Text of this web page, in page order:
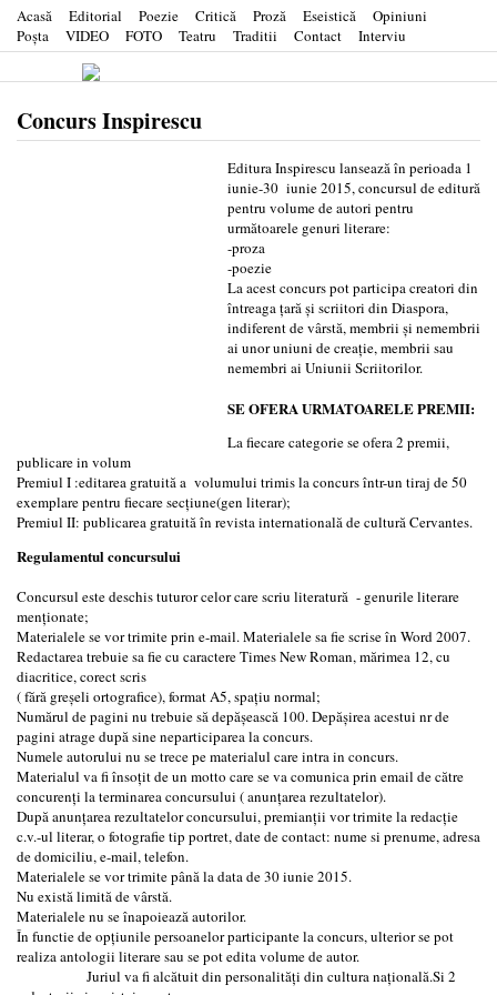
Acasă Editorial Poezie Critică Proză Eseistică
Opiniuni
Poşta
VIDEO FOTO Teatru Traditii Contact Interviu
Concurs Inspirescu
Editura Inspirescu lansează în perioada 1
iunie-30 iunie 2015, concursul de editură
pentru volume de autori pentru
următoarele genuri literare:
-proza
-poezie
La acest concurs pot participa creatori din
întreaga ţară şi scriitori din Diaspora,
indiferent de vârstă, membrii şi nemembrii
ai unor uniuni de creaţie, membrii sau
nemembri ai Uniunii Scriitorilor.
SE OFERA URMATOARELE PREMII:
La fiecare categorie se ofera 2 premii,
publicare in volum
Premiul I :editarea gratuită a volumului trimis la concurs într-un tiraj de 50
exemplare pentru fiecare secţiune(gen literar);
Premiul II: publicarea gratuită în revista internatională de cultură Cervantes.
Regulamentul concursului
Concursul este deschis tuturor celor care scriu literatură - genurile literare
menţionate;
Materialele se vor trimite prin e-mail. Materialele sa fie scrise în Word 2007.
Redactarea trebuie sa fie cu caractere Times New Roman, mărimea 12, cu
diacritice, corect scris
( fără greşeli ortografice), format A5, spaţiu normal;
Numărul de pagini nu trebuie să depăşească 100. Depăşirea acestui nr de
pagini atrage după sine neparticiparea la concurs.
Numele autorului nu se trece pe materialul care intra in concurs.
Materialul va fi însoţit de un motto care se va comunica prin email de către
concurenţi la terminarea concursului ( anunţarea rezultatelor).
După anunţarea rezultatelor concursului, premianţii vor trimite la redacţie
c.v.-ul literar, o fotografie tip portret, date de contact: nume si prenume, adresa
de domiciliu, e-mail, telefon.
Materialele se vor trimite până la data de 30 iunie 2015.
Nu există limită de vârstă.
Materialele nu se înapoiează autorilor.
În functie de opţiunile persoanelor participante la concurs, ulterior se pot
realiza antologii literare sau se pot edita volume de autor.
Juriul va fi alcătuit din personalităţi din cultura naţională.Si 2